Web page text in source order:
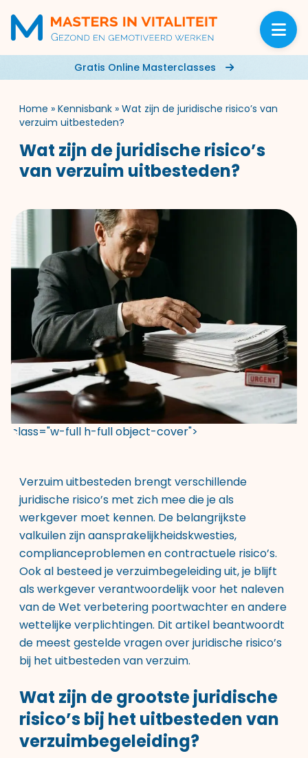
Gratis Online Masterclasses
Home » Kennisbank » Wat zijn de juridische risico’s van
verzuim uitbesteden?
Wat zijn de juridische risico’s
van verzuim uitbesteden?
class="w-full h-full object-cover">
Verzuim uitbesteden brengt verschillende
juridische risico’s met zich mee die je als
werkgever moet kennen. De belangrijkste
valkuilen zijn aansprakelijkheidskwesties,
complianceproblemen en contractuele risico’s.
Ook al besteed je verzuimbegeleiding uit, je blijft
als werkgever verantwoordelijk voor het naleven
van de Wet verbetering poortwachter en andere
wettelijke verplichtingen. Dit artikel beantwoordt
de meest gestelde vragen over juridische risico’s
bij het uitbesteden van verzuim.
Wat zijn de grootste juridische
risico’s bij het uitbesteden van
verzuimbegeleiding?